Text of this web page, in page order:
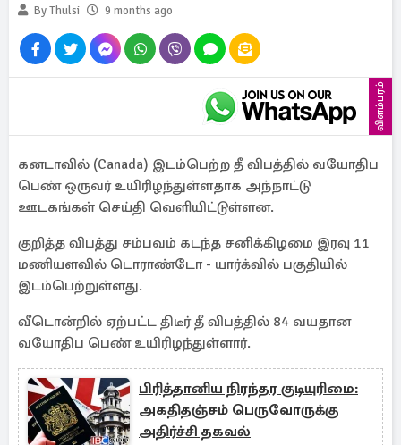
By Thulsi
9 months ago
விளம்பரம்
கனடாவில் (Canada) இடம்பெற்ற தீ விபத்தில் வயோதிப
பெண் ஒருவர் உயிரிழந்துள்ளதாக அந்நாட்டு
ஊடகங்கள் செய்தி வெளியிட்டுள்ளன.
குறித்த விபத்து சம்பவம் கடந்த சனிக்கிழமை இரவு 11
மணியளவில் டொராண்டோ - யார்க்வில் பகுதியில்
இடம்பெற்றுள்ளது.
வீடொன்றில் ஏற்பட்ட திடீர் தீ விபத்தில் 84 வயதான
வயோதிப பெண் உயிரிழந்துள்ளார்.
பிரித்தானிய நிரந்தர குடியுரிமை:
அகதிதஞ்சம் பெருவோருக்கு
அதிர்ச்சி தகவல்